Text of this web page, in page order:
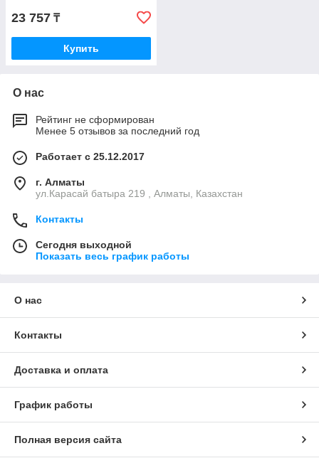
23 757 ₸
Купить
О нас
Рейтинг не сформирован
Менее 5 отзывов за последний год
Работает с 25.12.2017
г. Алматы
ул.Карасай батыра 219 , Алматы, Казахстан
Контакты
Сегодня выходной
Показать весь график работы
О нас
Контакты
Доставка и оплата
График работы
Полная версия сайта